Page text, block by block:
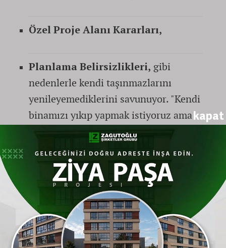
kapat
Özel Proje Alanı Kararları,
Planlama Belirsizlikleri, gibi
nedenlerle kendi taşınmazlarını
yenileyemediklerini savunuyor. "Kendi
binamızı yıkıp yapmak istiyoruz ama
karşımıza planlama engelleri
çıkarılıyor" diyen mülk sahipleri,
belirsizliğin süreci kilitlediğini ifade
ediyor.
"Belediye Projelerinde Kat Artışı Var,
Vatandaşa Yok" İddiası